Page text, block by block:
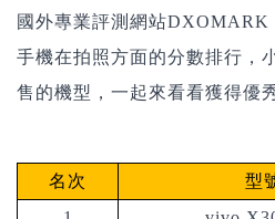
國外專業評測網站DXOMARK
手機在拍照方面的分數排行，
售的機型，一起來看看獲得優
名次 型